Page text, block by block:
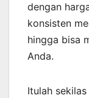
dengan
konsisten
hingga bisa
Anda.
Itulah